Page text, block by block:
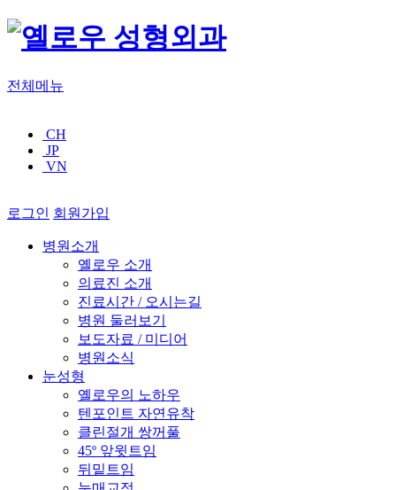
전체메뉴
CH
JP
VN
로그인 회원가입
병원소개
옐로우 소개
의료진 소개
진료시간 / 오시는길
병원 둘러보기
보도자료 / 미디어
병원소식
눈성형
옐로우의 노하우
텐포인트 자연유착
클린절개 쌍꺼풀
45º 앞윗트임
뒤밑트임